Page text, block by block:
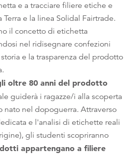
e a tracciare filiere etiche e
e la linea Solidal Fairtrade.
il concetto di etichetta
nel ridisegnare confezioni
e la trasparenza del prodotto
oltre 80 anni del prodotto
guiderà i ragazze/i alla scoperta
nato nel dopoguerra. Attraverso
e l'analisi di etichette reali
gli studenti scopriranno
appartengano a filiere